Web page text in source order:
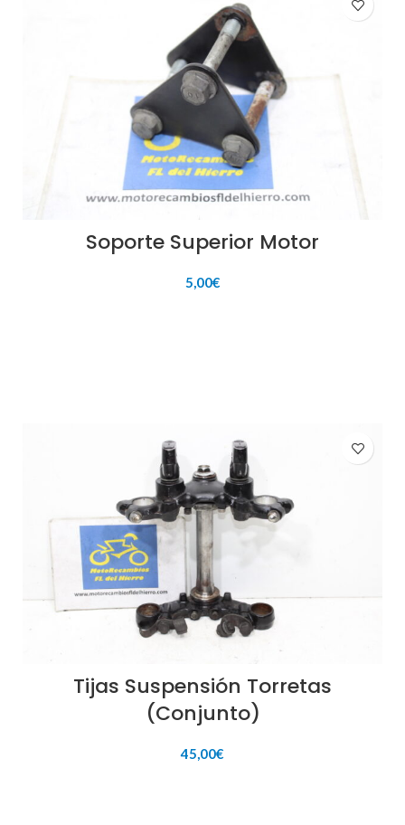
Soporte Superior Motor
5,00€
Tijas Suspensión Torretas
(Conjunto)
45,00€